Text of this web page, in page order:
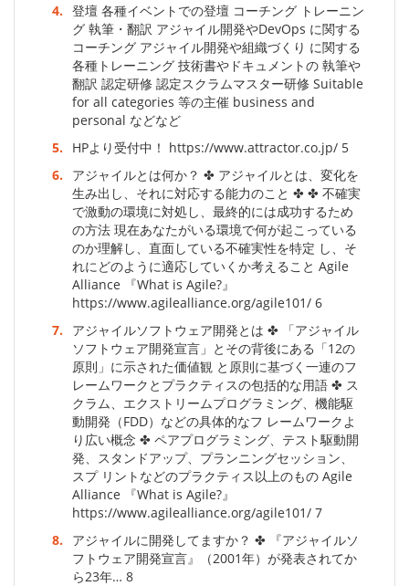
4. 登壇 各種イベントでの登壇 コーチング トレーニン
グ 執筆・翻訳 アジャイル開発やDevOps に関する
コーチング アジャイル開発や組織づくり に関する
各種トレーニング 技術書やドキュメントの 執筆や
翻訳 認定研修 認定スクラムマスター研修 Suitable
for all categories 等の主催 business and
personal などなど
5. HPより受付中！ https://www.attractor.co.jp/ 5
6. アジャイルとは何か？ ✤ アジャイルとは、変化を
生み出し、それに対応する能力のこと ✤ ✤ 不確実
で激動の環境に対処し、最終的には成功するため
の方法 現在あなたがいる環境で何が起こっている
のか理解し、直面している不確実性を特定 し、そ
れにどのように適応していくか考えること Agile
Alliance 『What is Agile?』
https://www.agilealliance.org/agile101/ 6
7. アジャイルソフトウェア開発とは ✤ 「アジャイル
ソフトウェア開発宣言」とその背後にある「12の
原則」に示された価値観 と原則に基づく一連のフ
レームワークとプラクティスの包括的な用語 ✤ ス
クラム、エクストリームプログラミング、機能駆
動開発（FDD）などの具体的なフ レームワークよ
り広い概念 ✤ ペアプログラミング、テスト駆動開
発、スタンドアップ、プランニングセッション、
スプ リントなどのプラクティス以上のもの Agile
Alliance 『What is Agile?』
https://www.agilealliance.org/agile101/ 7
8. アジャイルに開発してますか？ ✤ 『アジャイルソ
フトウェア開発宣言』（2001年）が発表されてか
ら23年… 8